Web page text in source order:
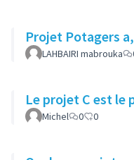
Projet Potagers
LAHBAIRI mabrouka
Le projet C est le
Michel 0 0